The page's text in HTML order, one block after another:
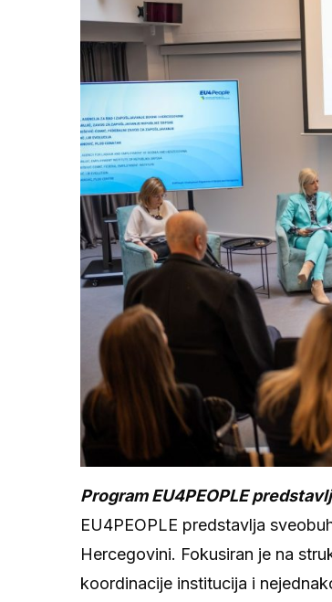
Program EU4PEOPLE
EU4PEOPLE predstavlja
Hercegovini. Fokusiran je na
koordinacije institucija i